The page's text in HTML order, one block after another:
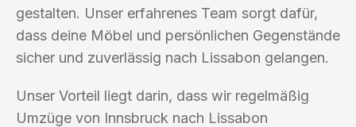
gestalten. Unser erfahrenes Team sorgt dafür,
dass deine Möbel und persönlichen Gegenstände
sicher und zuverlässig nach Lissabon gelangen.
Unser Vorteil liegt darin, dass wir regelmäßig
Umzüge von Innsbruck nach Lissabon